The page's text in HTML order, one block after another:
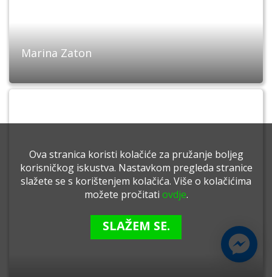
Marina Zaton
Ova stranica koristi kolačiće za pružanje boljeg
korisničkog iskustva. Nastavkom pregleda stranice
slažete se s korištenjem kolačića. Više o kolačićima
možete pročitati ovdje.
SLAŽEM SE.